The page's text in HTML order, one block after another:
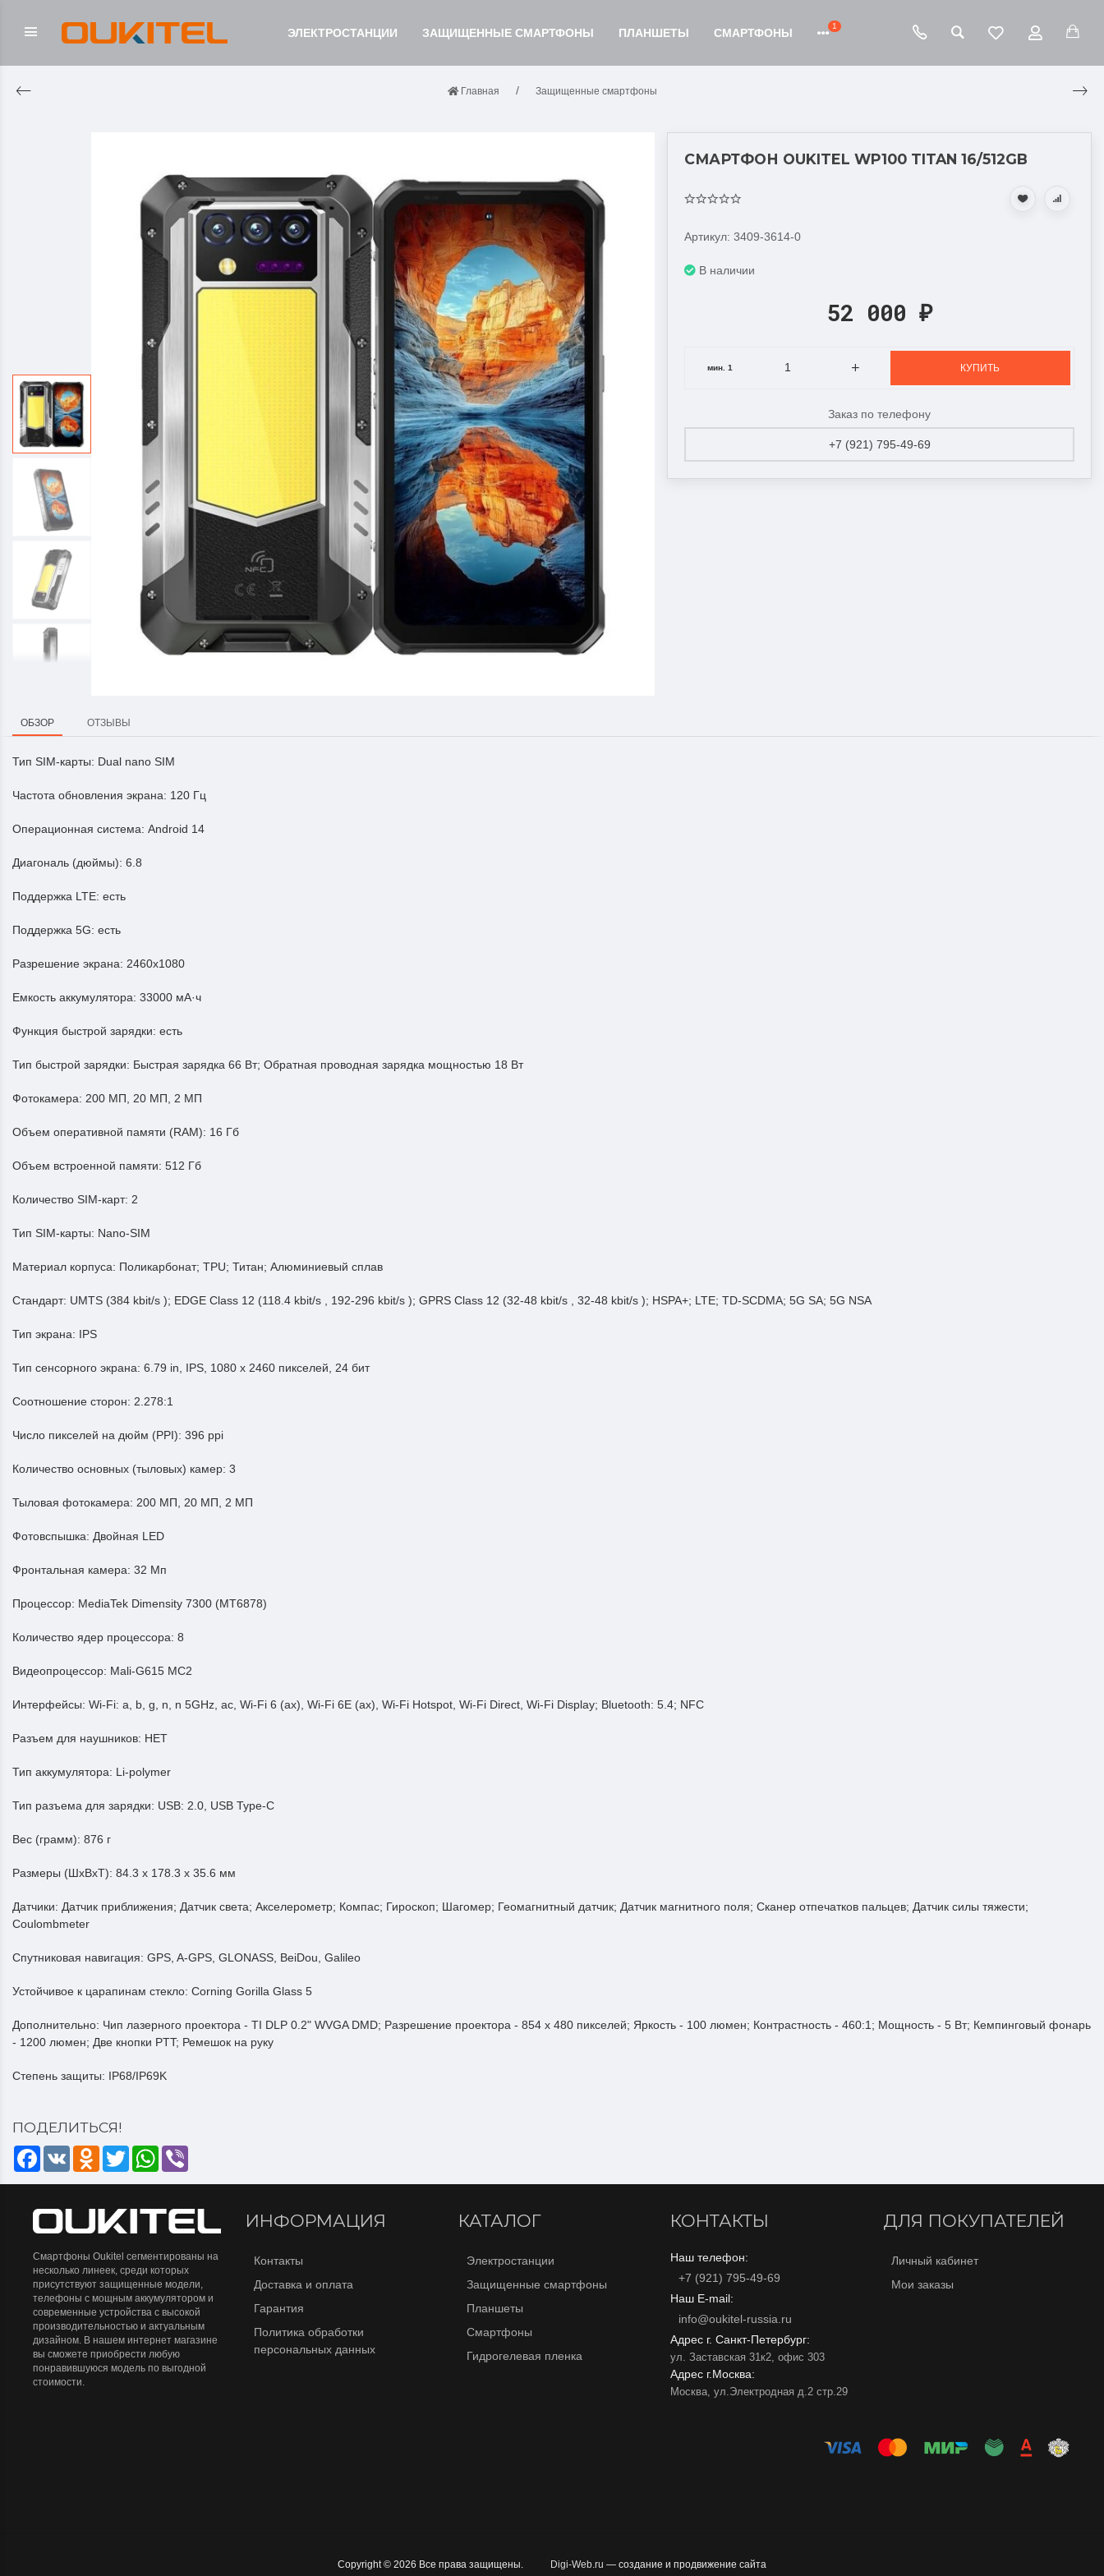
ЭЛЕКТРОСТАНЦИИ ЗАЩИЩЕННЫЕ СМАРТФОНЫ ПЛАНШЕТЫ СМАРТФОНЫ 1
Главная Защищенные смартфоны
СМАРТФОН OUKITEL WP100 TITAN 16/512GB
Артикул: 3409-3614-0
В наличии
52 000₽
мин.1 КУПИТЬ
Заказ по телефону
+7 (921) 795-49-69
ОБЗОР ОТЗЫВЫ
Тип SIM-карты: Dual nano SIM
Частота обновления экрана: 120 Гц
Операционная система: Android 14
Диагональ (дюймы): 6.8
Поддержка LTE: есть
Поддержка 5G: есть
Разрешение экрана: 2460х1080
Емкость аккумулятора: 33000 мА·ч
Функция быстрой зарядки: есть
Тип быстрой зарядки: Быстрая зарядка 66 Вт; Обратная проводная зарядка мощностью 18 Вт
Фотокамера: 200 МП, 20 МП, 2 МП
Объем оперативной памяти (RAM): 16 Гб
Объем встроенной памяти: 512 Гб
Количество SIM-карт: 2
Тип SIM-карты: Nano-SIM
Материал корпуса: Поликарбонат; TPU; Титан; Алюминиевый сплав
Стандарт: UMTS (384 kbit/s ); EDGE Class 12 (118.4 kbit/s , 192-296 kbit/s ); GPRS Class 12 (32-48 kbit/s , 32-48 kbit/s ); HSPA+; LTE; TD-SCDMA; 5G SA; 5G NSA
Тип экрана: IPS
Тип сенсорного экрана: 6.79 in, IPS, 1080 x 2460 пикселей, 24 бит
Соотношение сторон: 2.278:1
Число пикселей на дюйм (PPI): 396 ppi
Количество основных (тыловых) камер: 3
Тыловая фотокамера: 200 МП, 20 МП, 2 МП
Фотовспышка: Двойная LED
Фронтальная камера: 32 Мп
Процессор: MediaTek Dimensity 7300 (MT6878)
Количество ядер процессора: 8
Видеопроцессор: Mali-G615 MC2
Интерфейсы: Wi-Fi: a, b, g, n, n 5GHz, ac, Wi-Fi 6 (ax), Wi-Fi 6E (ax), Wi-Fi Hotspot, Wi-Fi Direct, Wi-Fi Display; Bluetooth: 5.4; NFC
Разъем для наушников: НЕТ
Тип аккумулятора: Li-polymer
Тип разъема для зарядки: USB: 2.0, USB Type-C
Вес (грамм): 876 г
Размеры (ШxВxТ): 84.3 x 178.3 x 35.6 мм
Датчики: Датчик приближения; Датчик света; Акселерометр; Компас; Гироскоп; Шагомер; Геомагнитный датчик; Датчик магнитного поля; Сканер отпечатков пальцев; Датчик силы тяжести;
Coulombmeter
Спутниковая навигация: GPS, A-GPS, GLONASS, BeiDou, Galileo
Устойчивое к царапинам стекло: Corning Gorilla Glass 5
Дополнительно: Чип лазерного проектора - TI DLP 0.2" WVGA DMD; Разрешение проектора - 854 x 480 пикселей; Яркость - 100 люмен; Контрастность - 460:1; Мощность - 5 Вт; Кемпинговый фонарь
- 1200 люмен; Две кнопки PTT; Ремешок на руку
Степень защиты: IP68/IP69K
ПОДЕЛИТЬСЯ!
Facebook
VK Odnoklassniki
TwitterWhatsApp
Смартфоны Oukitel сегментированы на
несколько линеек, среди которых
присутствуют защищенные модели,
телефоны с мощным аккумулятором и
современные устройства с высокой
производительностью и актуальным
дизайном. В нашем интернет магазине
вы сможете приобрести любую
понравившуюся модель по выгодной
стоимости.
ИНФОРМАЦИЯ
Контакты
Доставка и оплата
Гарантия
Политика обработки
персональных данных
КАТАЛОГ
Электростанции
Защищенные смартфоны
Планшеты
Смартфоны
Гидрогелевая пленка
КОНТАКТЫ
Наш телефон:
+7 (921) 795-49-69
Наш E-mail:
info@oukitel-russia.ru
Адрес г. Санкт-Петербург:
ул. Заставская 31к2, офис 303
Адрес г.Москва:
Москва, ул.Электродная д.2 стр.29
ДЛЯ ПОКУПАТЕЛЕЙ
Личный кабинет
Мои заказы
Copyright © 2026 Все права защищены. Digi-Web.ru — создание и продвижение сайта